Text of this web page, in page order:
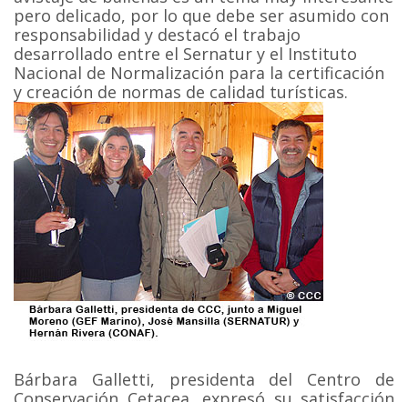
pero delicado, por lo que debe ser asumido con
responsabilidad y destacó el trabajo
desarrollado entre el Sernatur y el Instituto
Nacional de Normalización para la certificación
y creación de normas de calidad turísticas.
Bárbara Galletti, presidenta del Centro de